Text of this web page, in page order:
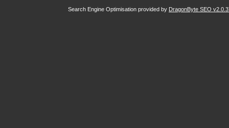
Search Engine Optimisation provided by DragonByte SEO